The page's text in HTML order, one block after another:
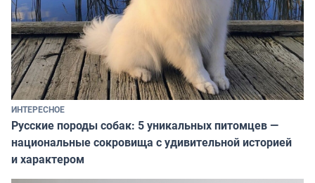
ИНТЕРЕСНОЕ
Русские породы собак: 5 уникальных питомцев —
национальные сокровища с удивительной историей
и характером